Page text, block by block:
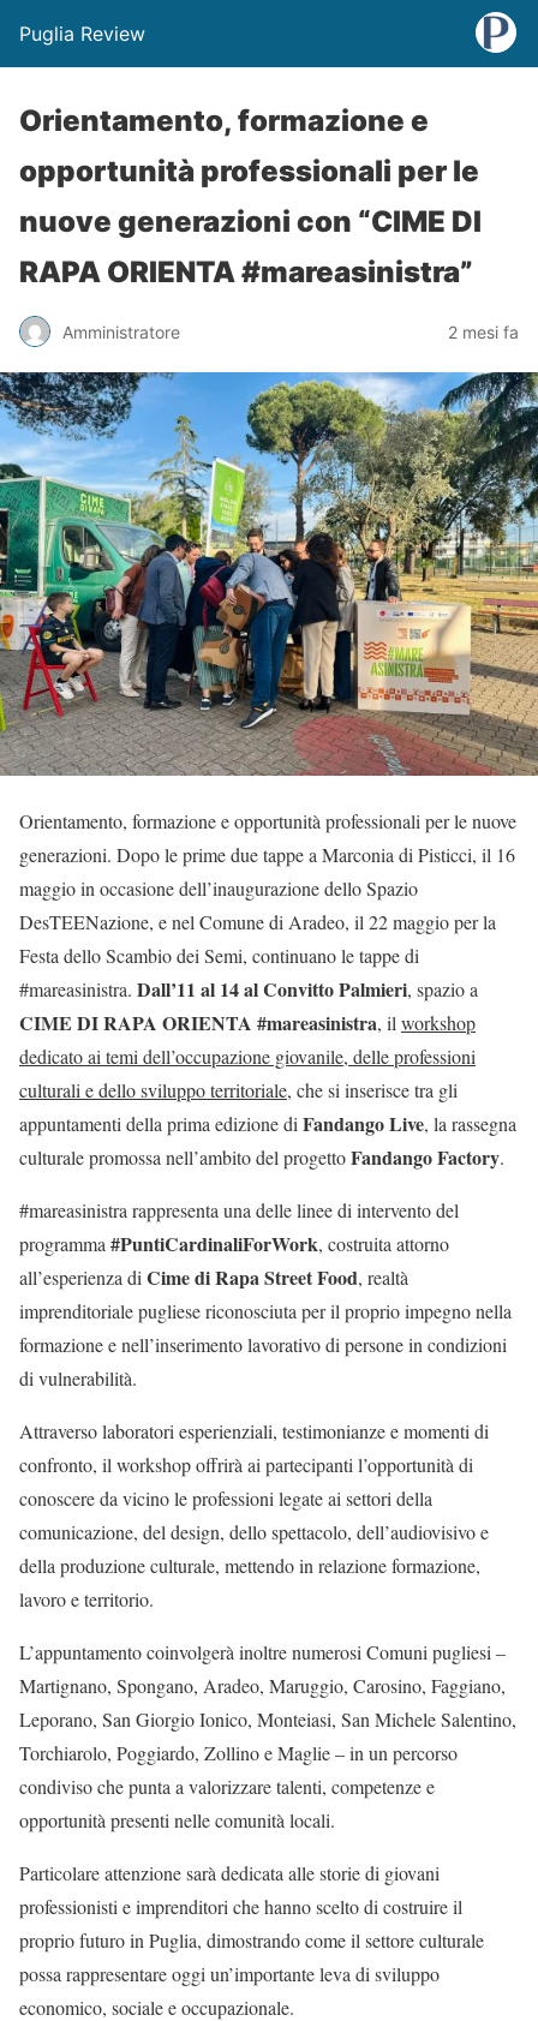
Puglia Review
Orientamento, formazione e
opportunità professionali per le
nuove generazioni con “CIME DI
RAPA ORIENTA #mareasinistra”
Amministratore 2 mesi fa
Orientamento, formazione e opportunità professionali per le nuove
generazioni. Dopo le prime due tappe a Marconia di Pisticci, il 16
maggio in occasione dell’inaugurazione dello Spazio
DesTEENazione, e nel Comune di Aradeo, il 22 maggio per la
Festa dello Scambio dei Semi, continuano le tappe di
#mareasinistra. Dall’11 al 14 al Convitto Palmieri, spazio a
CIME DI RAPA ORIENTA #mareasinistra, il workshop
dedicato ai temi dell’occupazione giovanile, delle professioni
culturali e dello sviluppo territoriale, che si inserisce tra gli
appuntamenti della prima edizione di Fandango Live, la rassegna
culturale promossa nell’ambito del progettoFandango Factory.
#mareasinistra rappresenta una delle linee di intervento del
programma #PuntiCardinaliForWork, costruita attorno
all’esperienza di Cime di Rapa Street Food, realtà
imprenditoriale pugliese riconosciuta per il proprio impegno nella
formazione e nell’inserimento lavorativo di persone in condizioni
di vulnerabilità.
Attraverso laboratori esperienziali, testimonianze e momenti di
confronto, il workshop offrirà ai partecipanti l’opportunità di
conoscere da vicino le professioni legate ai settori della
comunicazione, del design, dello spettacolo, dell’audiovisivo e
della produzione culturale, mettendo in relazione formazione,
lavoro e territorio.
L’appuntamento coinvolgerà inoltre numerosi Comuni pugliesi –
Martignano, Spongano, Aradeo, Maruggio, Carosino, Faggiano,
Leporano, San Giorgio Ionico, Monteiasi, San Michele Salentino,
Torchiarolo, Poggiardo, Zollino e Maglie – in un percorso
condiviso che punta a valorizzare talenti, competenze e
opportunità presenti nelle comunità locali.
Particolare attenzione sarà dedicata alle storie di giovani
professionisti e imprenditori che hanno scelto di costruire il
proprio futuro in Puglia, dimostrando come il settore culturale
possa rappresentare oggi un’importante leva di sviluppo
economico, sociale e occupazionale.